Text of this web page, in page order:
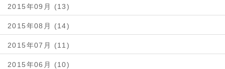
2015年09月 (13)
2015年08月 (14)
2015年07月 (11)
2015年06月 (10)